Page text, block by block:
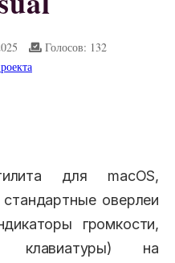
Голосов: 132
для macOS,
оверлеи
громкости,
клавиатуры) на